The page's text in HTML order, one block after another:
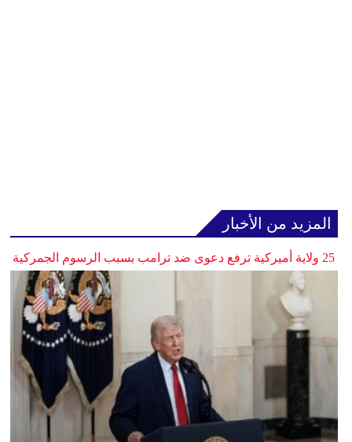
المزيد من الأخبار
25 ولاية أميركية ترفع دعوى ضد ترامب بسبب الرسوم الجمركية